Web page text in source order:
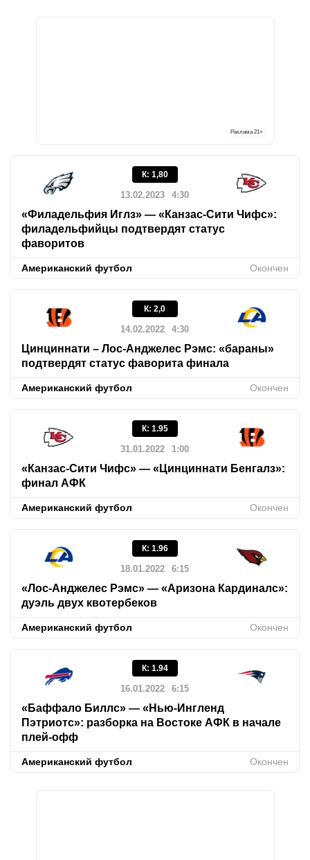
Реклама 21+
К: 1,80
13.02.2023 4:30
«Филадельфия Иглз» — «Канзас-Сити Чифс»:
филадельфийцы подтвердят статус
фаворитов
Американский футбол Окончен
К:2,0
14.02.2022 4:30
Цинциннати – Лос-Анджелес Рэмс: «бараны»
подтвердят статус фаворита финала
Американский футбол Окончен
К: 1.95
31.01.2022 1:00
«Канзас-Сити Чифс» — «Цинциннати Бенгалз»:
финал АФК
Американский футбол Окончен
К: 1.96
18.01.2022 6:15
«Лос-Анджелес Рэмс» — «Аризона Кардиналс»:
дуэль двух квотербеков
Американский футбол Окончен
К: 1.94
16.01.2022 6:15
«Баффало Биллс» — «Нью-Ингленд
Пэтриотс»: разборка на Востоке АФК в начале
плей-офф
Американский футбол Окончен